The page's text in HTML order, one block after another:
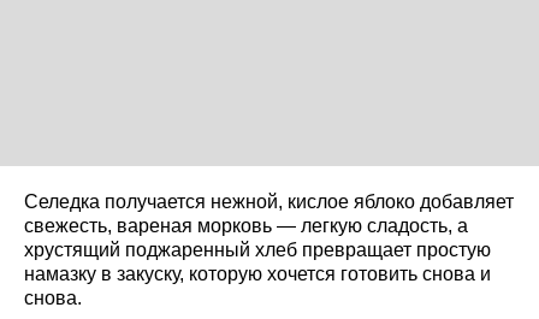
Селедка получается нежной, кислое яблоко добавляет
свежесть, вареная морковь — легкую сладость, а
хрустящий поджаренный хлеб превращает простую
намазку в закуску, которую хочется готовить снова и
снова.